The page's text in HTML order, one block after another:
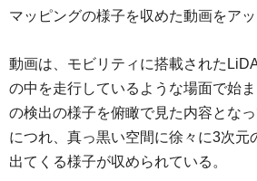
マッピングの様子を収めた動画をアッ
動画は、モビリティに搭載された
の中を走行しているような場面で始
の検出の様子を俯瞰で見た内容とな
につれ、真っ黒い空間に徐々に3次元
出てくる様子が収められている。